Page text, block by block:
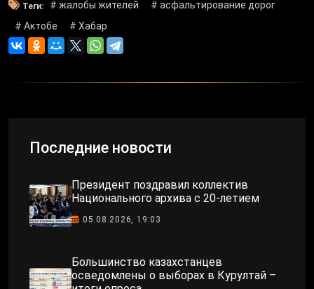
Теги: # жалобы жителей
# асфальтирование дорог
# Актобе
# Хабар
Последние новости
Президент поздравил коллектив
Национального архива с 20-летием
05.08.2026, 19:03
Большинство казахстанцев
осведомлены о выборах в Курултай –